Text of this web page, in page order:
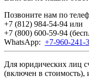
Позвоните нам по
+7 (812) 984-54-94 или
+7 (800) 600-59-94
WhatsApp: +7-960-241-
Для юридических лиц
(включен в